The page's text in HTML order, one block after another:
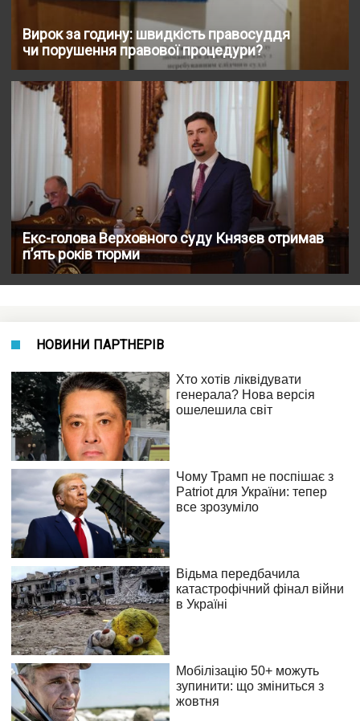
Вирок за годину: швидкість правосуддя
чи порушення правової процедури?
Екс-голова Верховного суду Князєв отримав
п’ять років тюрми
НОВИНИ ПАРТНЕРІВ